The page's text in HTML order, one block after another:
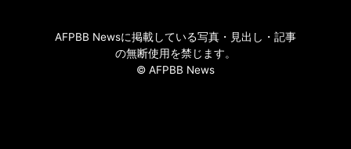
AFPBB Newsに掲載している写真・見出し・記事
の無断使用を禁じます。
© AFPBB News